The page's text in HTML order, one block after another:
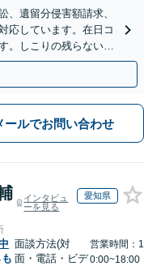
、遺留分侵害額請求、
応しています。在日コ
。しこりの残らない解
ールでお問い合わせ
インタビュ
ーを見る
愛知県
面談方法(対
面・電話・ビデ
営業時間：1
0:00~18:00